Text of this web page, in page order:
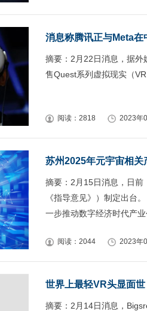
消息称腾讯正与Meta
摘要：2月22日消息，据
售Quest系列虚拟现实（
阅读：2818 2023年
苏州2025年元宇宙相
摘要：2月15日消息，日前
《指导意见》）制定出台
一步推动数字经济时代产
阅读：2044 2023年
世界上最轻VR头显面
摘要：2月14日消息，